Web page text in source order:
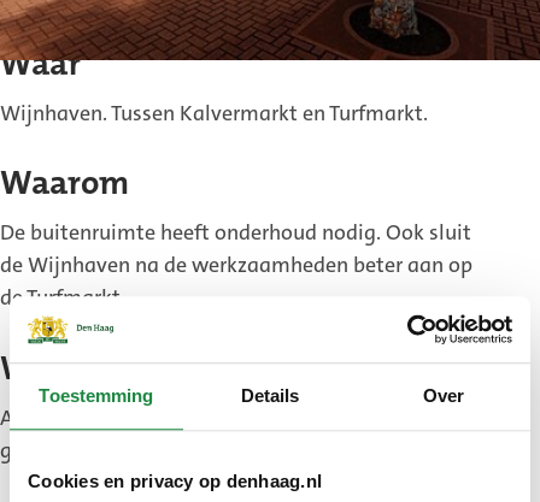
Toestemming Details Over
Cookies en privacy op denhaag.nl
Waar
Wijnhaven. Tussen Kalvermarkt en Turfmarkt.
Waarom
De buitenruimte heeft onderhoud nodig. Ook sluit
de Wijnhaven na de werkzaamheden beter aan op
de Turfmarkt.
Wie
Aannemer van Gelder in opdracht van de
gemeente.